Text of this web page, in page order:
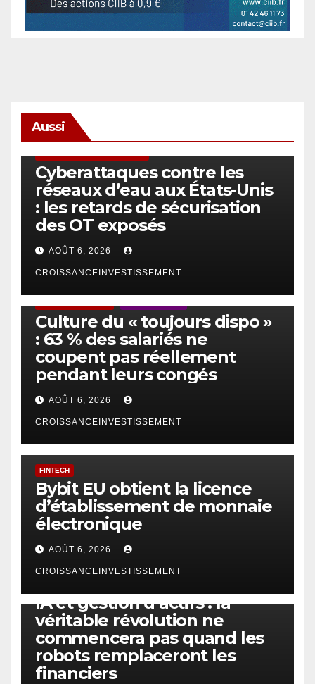
Aussi
Cyberattaques contre les
réseaux d’eau aux États-Unis
: les retards de sécurisation
des OT exposés
AOÛT 6, 2026
CROISSANCEINVESTISSEMENT
Culture du « toujours dispo »
: 63 % des salariés ne
coupent pas réellement
pendant leurs congés
AOÛT 6, 2026
CROISSANCEINVESTISSEMENT
FINTECH
Bybit EU obtient la licence
d’établissement de monnaie
électronique
AOÛT 6, 2026
CROISSANCEINVESTISSEMENT
IA et gestion d’actifs : la
véritable révolution ne
commencera pas quand les
robots remplaceront les
financiers